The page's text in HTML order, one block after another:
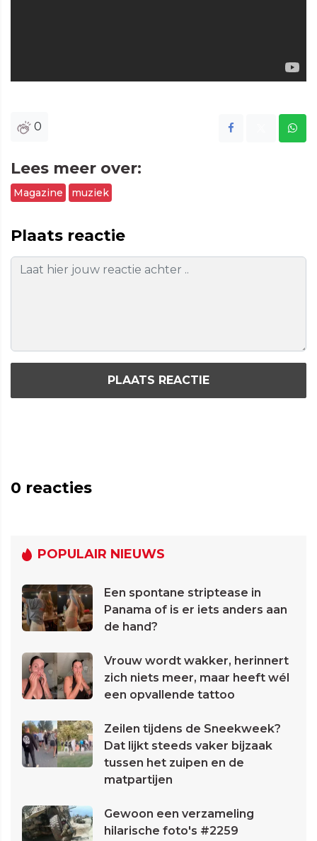
0
Lees meer over:
Magazine muziek
Plaats reactie
PLAATS REACTIE
0 reacties
POPULAIR NIEUWS
Een spontane striptease in
Panama of is er iets anders aan
de hand?
Vrouw wordt wakker, herinnert
zich niets meer, maar heeft wél
een opvallende tattoo
Zeilen tijdens de Sneekweek?
Dat lijkt steeds vaker bijzaak
tussen het zuipen en de
matpartijen
Gewoon een verzameling
hilarische foto's #2259